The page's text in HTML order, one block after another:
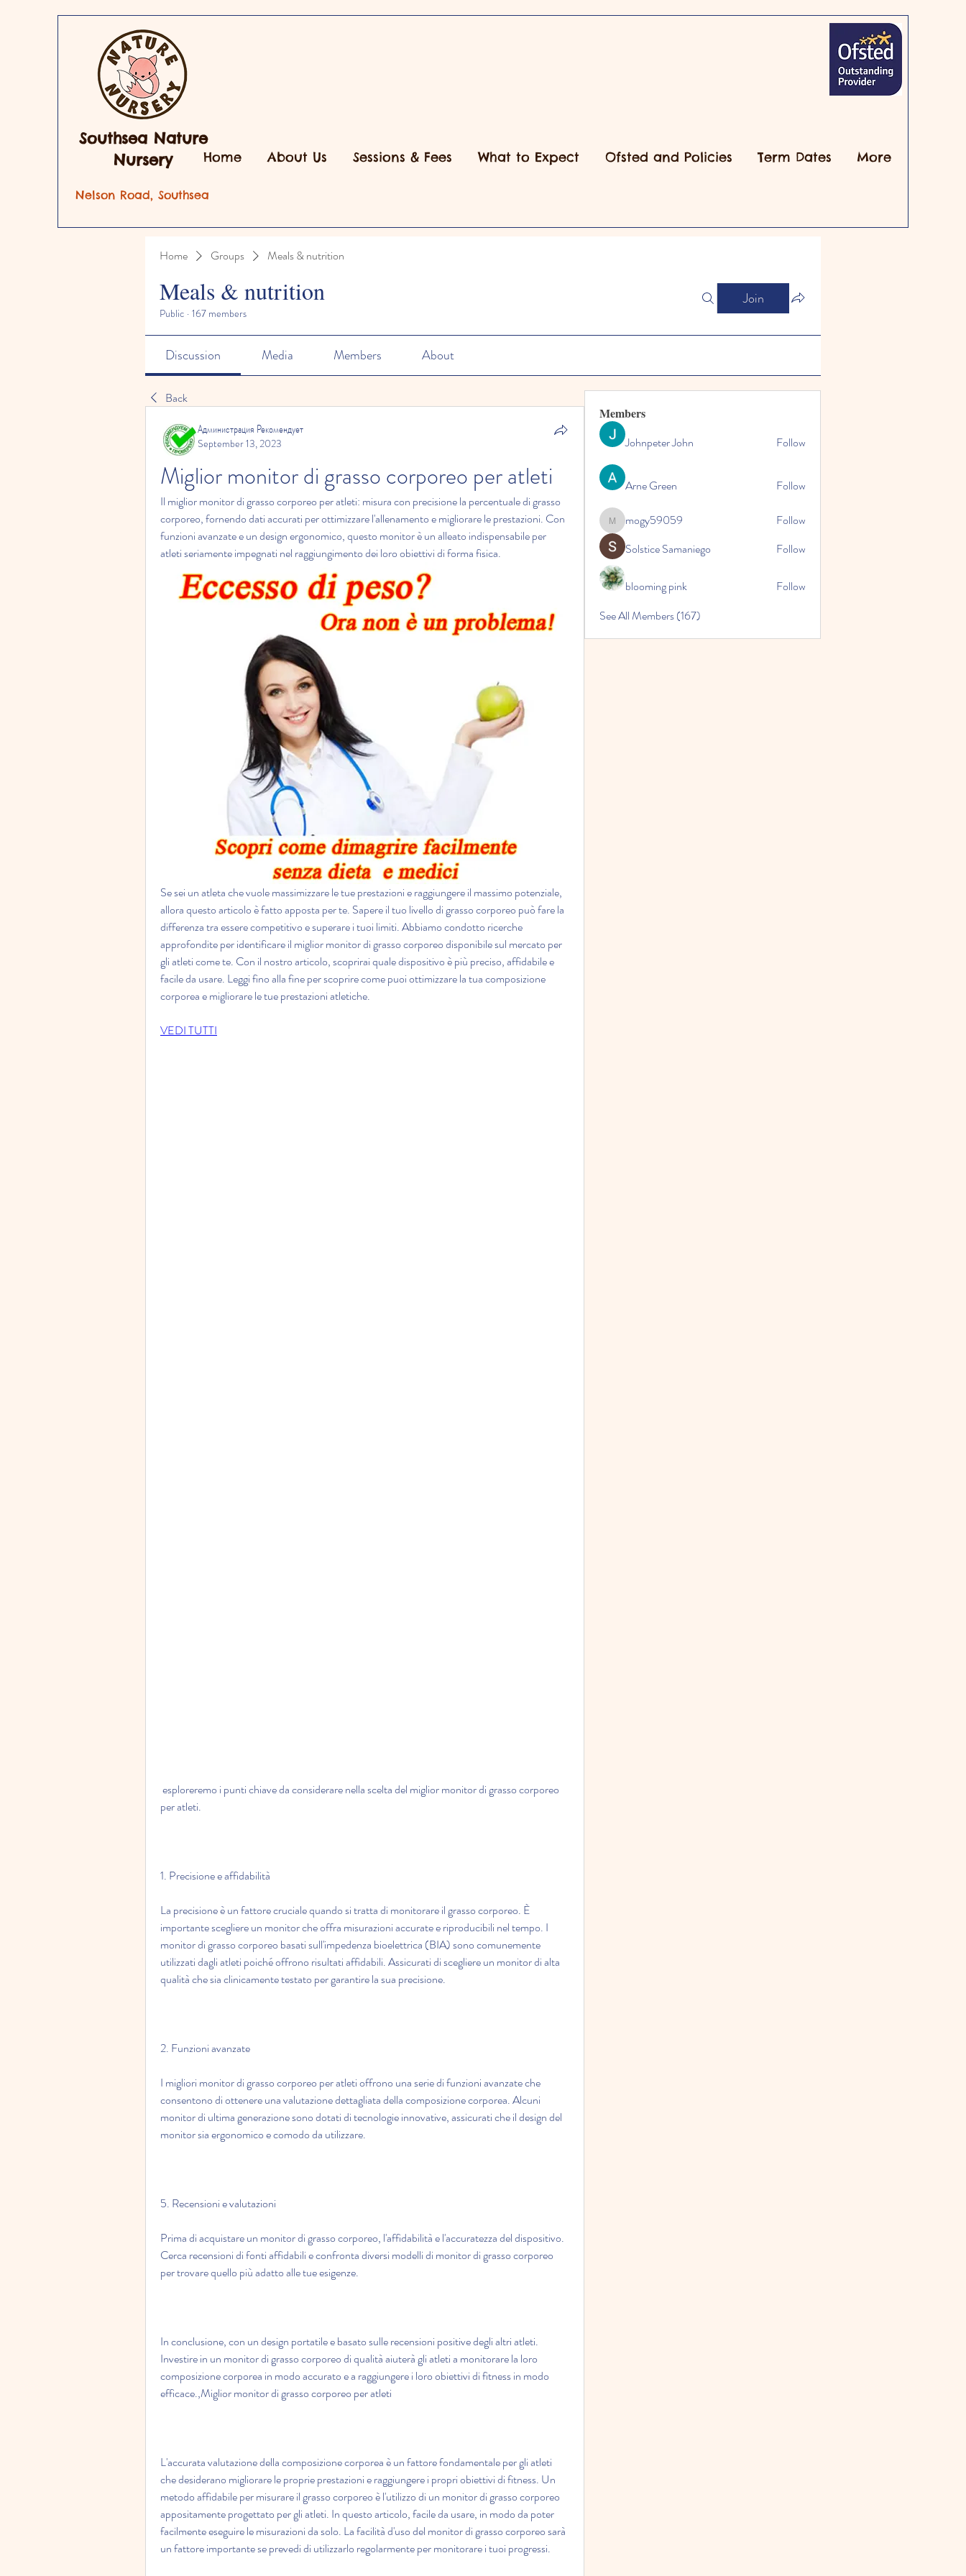
Southsea Nature
Nursery
Nelson Road, Southsea
Home About Us Sessions & Fees What to Expect Ofsted and Policies Term Dates More
Home Groups Meals & nutrition
Meals & nutrition
Public · 167 members
Join
Discussion Media Members About
Back
Администрация Рекомендует
September 13, 2023
Miglior monitor di grasso corporeo per atleti
Il miglior monitor di grasso corporeo per atleti: misura con precisione la percentuale di grasso
corporeo, fornendo dati accurati per ottimizzare l'allenamento e migliorare le prestazioni. Con
funzioni avanzate e un design ergonomico, questo monitor è un alleato indispensabile per
atleti seriamente impegnati nel raggiungimento dei loro obiettivi di forma fisica.
Se sei un atleta che vuole massimizzare le tue prestazioni e raggiungere il massimo potenziale,
allora questo articolo è fatto apposta per te. Sapere il tuo livello di grasso corporeo può fare la
differenza tra essere competitivo e superare i tuoi limiti. Abbiamo condotto ricerche
approfondite per identificare il miglior monitor di grasso corporeo disponibile sul mercato per
gli atleti come te. Con il nostro articolo, scoprirai quale dispositivo è più preciso, affidabile e
facile da usare. Leggi fino alla fine per scoprire come puoi ottimizzare la tua composizione
corporea e migliorare le tue prestazioni atletiche.
VEDI TUTTI
per atleti.
1. Precisione e affidabilità
La precisione è un fattore cruciale quando si tratta di monitorare il grasso corporeo. È
importante scegliere un monitor che offra misurazioni accurate e riproducibili nel tempo. I
monitor di grasso corporeo basati sull'impedenza bioelettrica (BIA) sono comunemente
utilizzati dagli atleti poiché offrono risultati affidabili. Assicurati di scegliere un monitor di alta
qualità che sia clinicamente testato per garantire la sua precisione.
2. Funzioni avanzate
I migliori monitor di grasso corporeo per atleti offrono una serie di funzioni avanzate che
consentono di ottenere una valutazione dettagliata della composizione corporea. Alcuni
monitor di ultima generazione sono dotati di tecnologie innovative, assicurati che il design del
monitor sia ergonomico e comodo da utilizzare.
5. Recensioni e valutazioni
Prima di acquistare un monitor di grasso corporeo, l'affidabilità e l'accuratezza del dispositivo.
Cerca recensioni di fonti affidabili e confronta diversi modelli di monitor di grasso corporeo
per trovare quello più adatto alle tue esigenze.
In conclusione, con un design portatile e basato sulle recensioni positive degli altri atleti.
Investire in un monitor di grasso corporeo di qualità aiuterà gli atleti a monitorare la loro
composizione corporea in modo accurato e a raggiungere i loro obiettivi di fitness in modo
efficace.,Miglior monitor di grasso corporeo per atleti
L'accurata valutazione della composizione corporea è un fattore fondamentale per gli atleti
che desiderano migliorare le proprie prestazioni e raggiungere i propri obiettivi di fitness. Un
metodo affidabile per misurare il grasso corporeo è l'utilizzo di un monitor di grasso corporeo
appositamente progettato per gli atleti. In questo articolo, facile da usare, in modo da poter
facilmente eseguire le misurazioni da solo. La facilità d'uso del monitor di grasso corporeo sarà
un fattore importante se prevedi di utilizzarlo regolarmente per monitorare i tuoi progressi.
Members
Johnpeter John
Follow
Arne Green Follow
mogy59059
mogy59059
Follow
Solstice Samaniego
Follow
blooming pink
Follow
See All Members (167)